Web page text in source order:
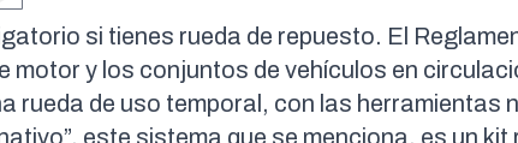
si tienes rueda de repuesto. El
motor y los conjuntos de vehículos en
rueda de uso temporal, con las herramientas
este sistema que se menciona, es un